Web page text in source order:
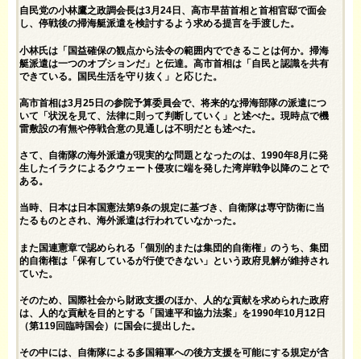
自民党の小林鷹之政調会長は3月24日、高市早苗首相と首相官邸で面会
し、停戦後の掃海艇派遣を検討するよう求める提言を手渡した。
小林氏は「国益確保の観点から法令の範囲内でできることは何か。掃海
艇派遣は一つのオプションだ」と伝達。高市首相は「自民と認識を共有
できている。国民生活を守り抜く」と応じた。
高市首相は3月25日の参院予算委員会で、将来的な掃海部隊の派遣につ
いて「状況を見て、法律に則って判断していく」と述べた。現時点で機
雷敷設の有無や停戦合意の見通しは不明だとも述べた。
さて、自衛隊の海外派遣が現実的な問題となったのは、1990年8月に発
生したイラクによるクウェート侵攻に端を発した湾岸戦争以降のことで
ある。
当時、日本は日本国憲法第9条の規定に基づき、自衛隊は専守防衛に当
たるものとされ、海外派遣は行われていなかった。
また国連憲章で認められる「個別的または集団的自衛権」のうち、集団
的自衛権は「保有しているが行使できない」という政府見解が維持され
ていた。
そのため、国際社会から財政支援のほか、人的な貢献を求められた政府
は、人的な貢献を目的とする「国連平和協力法案」を1990年10月12日
（第119回臨時国会）に国会に提出した。
その中には、自衛隊による多国籍軍への後方支援を可能にする規定が含